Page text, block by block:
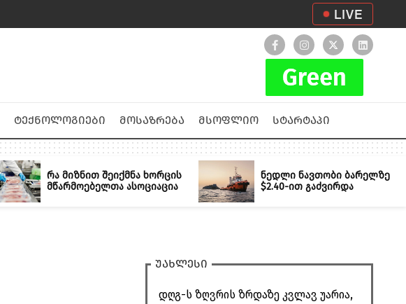
LIVE
ტექნოლოგიები მოსაზრება მსოფლიო სტარტაპი
რა მიზნით შეიქმნა ხორცის
მწარმოებელთა ასოციაცია
ნედლი ნავთობი ბარელზე
$2.40-ით გაძვირდა
უახლესი
დღგ-ს ზღვრის ზრდაზე კვლავ უარია,